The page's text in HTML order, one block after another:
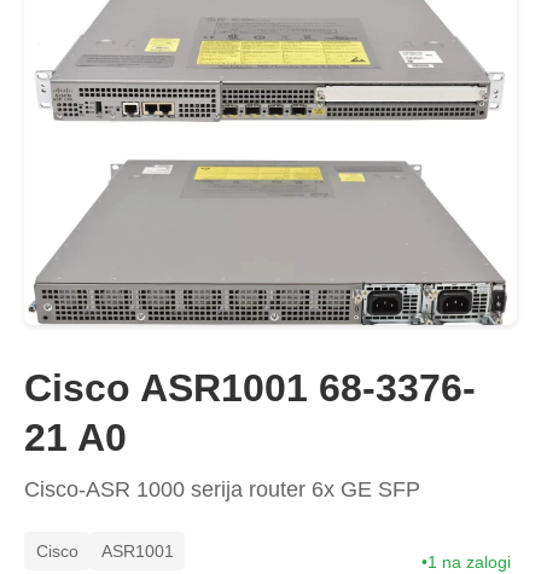
O podjetju
eBay trgovina
Cisco ASR1001 68-3376-
21 A0
Cisco-ASR 1000 serija router 6x GE SFP
Cisco ASR1001
1 na zalogi